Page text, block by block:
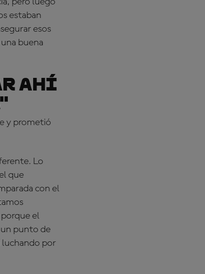
pero luego
estaban
esos
buena
ahí
y prometió
Lo
que
con el
el
un punto de
luchando por